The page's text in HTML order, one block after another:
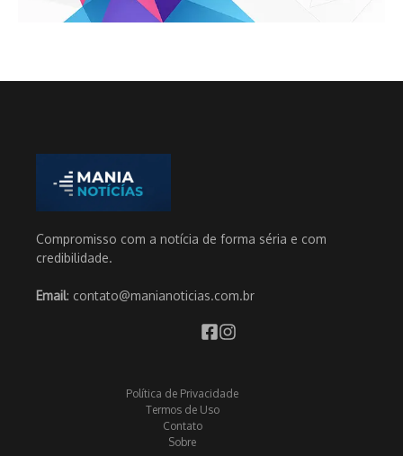
Compromisso com a notícia de forma séria e com
credibilidade.
Email: contato@manianoticias.com.br
Política de Privacidade
Termos de Uso
Contato
Sobre